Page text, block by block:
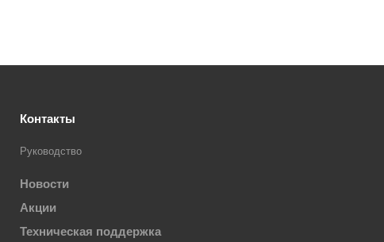
Контакты
Руководство
Новости
Акции
Техническая поддержка